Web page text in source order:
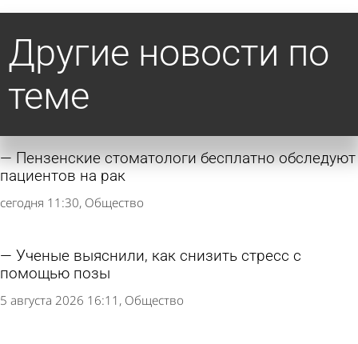
Другие новости по
теме
Пензенские стоматологи бесплатно обследуют
пациентов на рак
сегодня 11:30 Общество
Ученые выяснили, как снизить стресс с
помощью позы
5 августа 2026 16:11 Общество